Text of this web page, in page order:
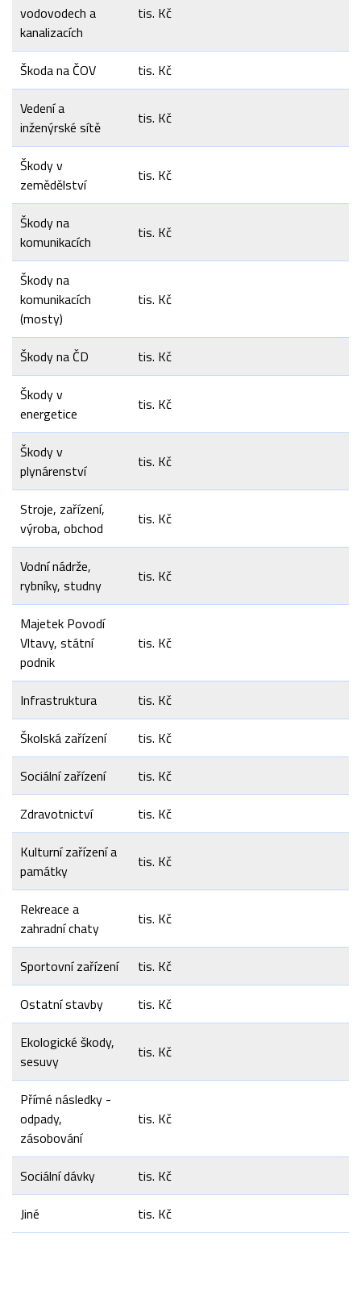
vodovodech a
kanalizacích
tis. Kč
Škoda na ČOV
tis. Kč
Vedení a
inženýrské sítě
tis. Kč
Škody v
zemědělství
tis. Kč
Škody na
komunikacích
tis. Kč
Škody na
komunikacích
(mosty)
tis. Kč
Škody na ČD
tis. Kč
Škody v
energetice
tis. Kč
Škody v
plynárenství
tis. Kč
Stroje, zařízení,
výroba, obchod
tis. Kč
Vodní nádrže,
rybníky, studny
tis. Kč
Majetek Povodí
Vltavy, státní
podnik
tis. Kč
Infrastruktura
tis. Kč
Školská zařízení
tis. Kč
Sociální zařízení
tis. Kč
Zdravotnictví
tis. Kč
Kulturní zařízení a
památky
tis. Kč
Rekreace a
zahradní chaty
tis. Kč
Sportovní zařízení
tis. Kč
Ostatní stavby
tis. Kč
Ekologické škody,
sesuvy
tis. Kč
Přímé následky -
odpady,
zásobování
tis. Kč
Sociální dávky
tis. Kč
Jiné
tis. Kč